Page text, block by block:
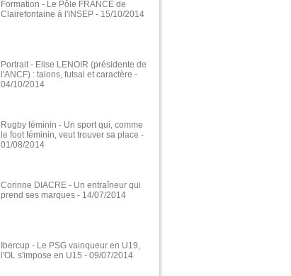
Formation - Le Pôle FRANCE de
Clairefontaine à l'INSEP - 15/10/2014
Portrait - Elise LENOIR (présidente de
l'ANCF) : talons, futsal et caractère -
04/10/2014
Rugby féminin - Un sport qui, comme
le foot féminin, veut trouver sa place -
01/08/2014
Corinne DIACRE - Un entraîneur qui
prend ses marques - 14/07/2014
Ibercup - Le PSG vainqueur en U19,
l'OL s'impose en U15 - 09/07/2014